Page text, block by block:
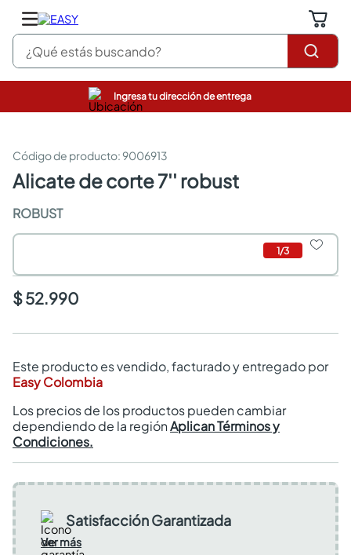
¿Qué estás buscando?
Ingresa tu dirección de entrega
:9006913
alicate de corte 7'' robust
ROBUST
1/3
$ 52.990
Este producto es vendido, facturado y entregado por
Easy Colombia
Los precios de los productos pueden cambiar
dependiendo de la regiónAplican Términos y
Condiciones.
Satisfacción Garantizada
Ver más
pinturas
sanitarios
comedor
pisos
armarios closet
neveras